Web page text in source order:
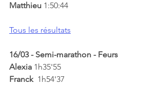
Matthieu 1:50:44
Tous les résultats
16/03 - Semi-marathon - Feurs
Alexia 1h35'55
Franck 1h54'37